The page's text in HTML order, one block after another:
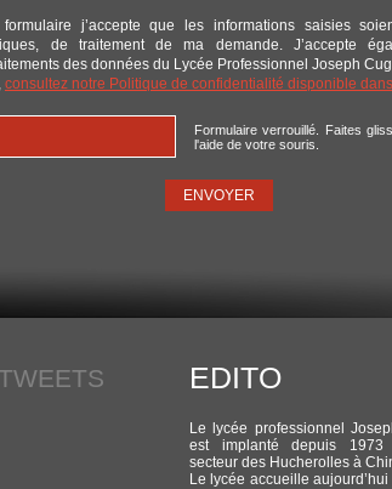
j’accepte que les informations saisies
de traitement de ma demande. J’accepte
des données du Lycée Professionnel Joseph
consultez notre Politique de confidentialité disponible
Formulaire verrouillé. Faites
l'aide de votre souris.
EDITO
Le lycée professionnel
est implanté depuis
secteur des Hucherolles à
Le lycée accueille